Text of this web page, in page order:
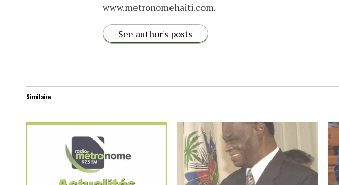
www.metronomehaiti.com.
See author's posts
Similaire